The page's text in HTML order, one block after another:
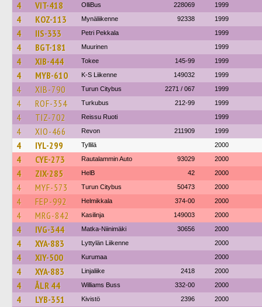
4 VIT-418 OlliBus 228069 1999
4 KOZ-113 Mynäliikenne 92338 1999
4 IIS-333 Petri Pekkala 1999
4 BGT-181 Muurinen 1999
4 XIB-444 Tokee 145-99 1999
4 MYB-610 K-S Liikenne 149032 1999
4 XIB-790 Turun Citybus 2271 / 067 1999
4 ROF-354 Turkubus 212-99 1999
4 TIZ-702 Reissu Ruoti 1999
4 XIO-466 Revon 211909 1999
4 IYL-299 Tyllilä 2000
4 CYE-273 Rautalammin Auto 93029 2000
4 ZIX-285 HelB 42 2000
4 MYF-573 Turun Citybus 50473 2000
4 FEP-992 Helmikkala 374-00 2000
4 MRG-842 Kasilinja 149003 2000
4 IVG-344 Matka-Niinimäki 30656 2000
4 XYA-883 Lyttylän Liikenne 2000
4 XIY-500 Kurumaa 2000
4 XYA-883 Linjaliike 2418 2000
4 ÅLR 44 Williams Buss 332-00 2000
4 LYB-351 Kivistö 2396 2000